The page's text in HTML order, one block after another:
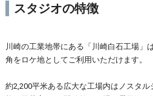
スタジオの特徴
川崎の工業地帯にある「川崎白石工場」
角をロケ地としてご利用いただけます。
約2,200平米ある広大な工場内はノスタ